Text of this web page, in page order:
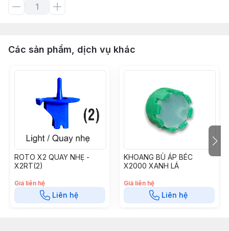
Các sản phẩm, dịch vụ khác
ROTO X2 QUAY NHẸ -
X2RT(2)
Giá liên hệ
Liên hệ
KHOANG BÙ ÁP BÉC
X2000 XANH LÁ
Giá liên hệ
Liên hệ